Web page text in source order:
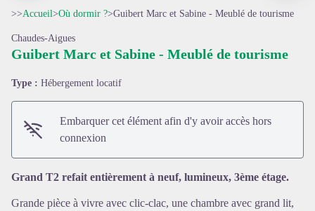
Voir l'image en plein écran
>>Accueil>Où dormir ?>Guibert Marc et Sabine - Meublé de tourisme
Chaudes-Aigues
Guibert Marc et Sabine - Meublé de tourisme
Type : Hébergement locatif
Embarquer cet élément afin d'y avoir accès hors
connexion
Grand T2 refait entièrement à neuf, lumineux, 3ème étage.
Grande pièce à vivre avec clic-clac, une chambre avec grand lit,